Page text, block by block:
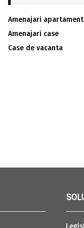
Amenajari
Amenajari case
Case de vacanta